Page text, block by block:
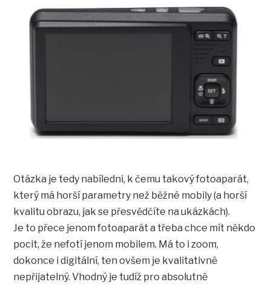
Otázka je tedy nabíledni, k čemu takový fotoaparát,
který má horší parametry než běžné mobily (a horší
kvalitu obrazu, jak se přesvědčíte na ukázkách).
Je to přece jenom fotoaparát a třeba chce mít někdo
pocit, že nefotí jenom mobilem. Má to i zoom,
dokonce i digitální, ten ovšem je kvalitativně
nepřijatelný. Vhodný je tudíž pro absolutně